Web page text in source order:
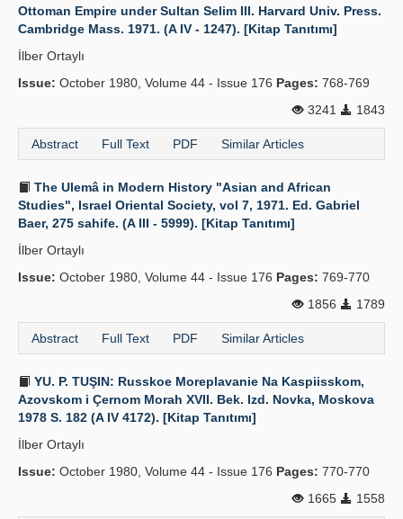
Ottoman Empire under Sultan Selim III. Harvard Univ. Press.
Cambridge Mass. 1971. (A IV - 1247). [Kitap Tanıtımı]
İlber Ortaylı
Issue: October 1980, Volume 44 - Issue 176 Pages: 768-769
3241
1843
Abstract Full Text PDF Similar Articles
The Ulemâ in Modern History "Asian and African
Studies", Israel Oriental Society, vol 7, 1971. Ed. Gabriel
Baer, 275 sahife. (A III - 5999). [Kitap Tanıtımı]
İlber Ortaylı
Issue: October 1980, Volume 44 - Issue 176 Pages: 769-770
1856
1789
Abstract Full Text PDF Similar Articles
YU. P. TUŞIN: Russkoe Moreplavanie Na Kaspiisskom,
Azovskom i Çernom Morah XVII. Bek. Izd. Novka, Moskova
1978 S. 182 (A IV 4172). [Kitap Tanıtımı]
İlber Ortaylı
Issue: October 1980, Volume 44 - Issue 176 Pages: 770-770
1665
1558